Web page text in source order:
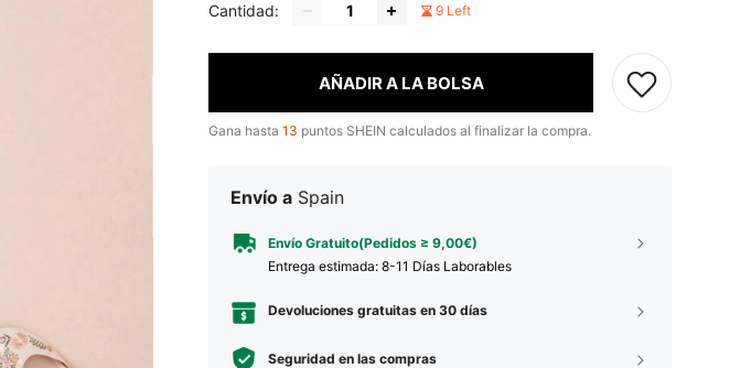
Cantidad: 9 Left
AÑADIR A LA BOLSA
Gana hasta 13 puntos SHEIN calculados al finalizar la compra.
Envío a Spain
Envío Gratuito(Pedidos ≥ 9,00€)
Entrega estimada: 8-11 Días Laborables
Devoluciones gratuitas en 30 días
Seguridad en las compras